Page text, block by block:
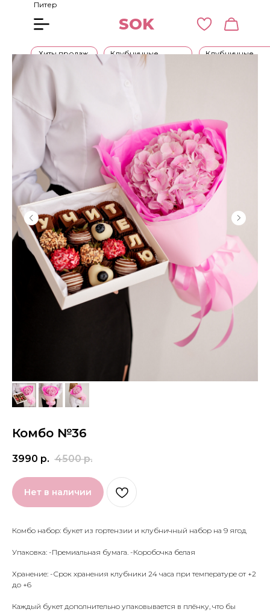
Питер
SOK
Клубничные
Клубничные
Хиты продаж
Комбо №36
3990 р. 4500 р.
Нет в наличии
Комбо набор: букет из гортензии и клубничный набор на 9 ягод
Упаковка: -Премиальная бумага. -Коробочка белая
Хранение: -Срок хранения клубники 24 часа при температуре от +2
до +6
Каждый букет дополнительно упаковывается в плёнку, что бы